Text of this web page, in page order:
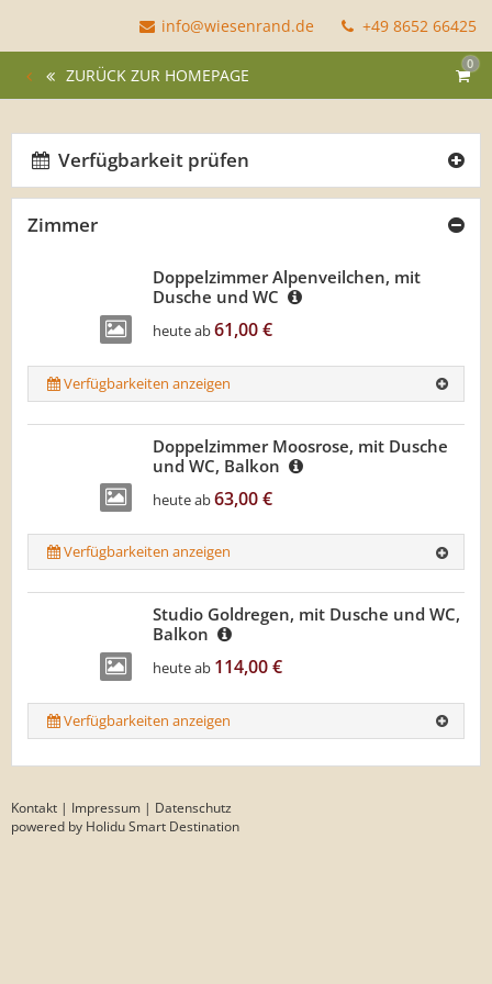
info@wiesenrand.de +49 8652 66425
0
ZURÜCK ZUR HOMEPAGE
Verfügbarkeit prüfen
Zimmer
Doppelzimmer Alpenveilchen, mit
Dusche und WC
heute ab61,00 €
Verfügbarkeiten anzeigen
Doppelzimmer Moosrose, mit Dusche
und WC, Balkon
heute ab63,00 €
Verfügbarkeiten anzeigen
Studio Goldregen, mit Dusche und WC,
Balkon
heute ab 114,00 €
Verfügbarkeiten anzeigen
Kontakt | Impressum | Datenschutz
powered by Holidu Smart Destination